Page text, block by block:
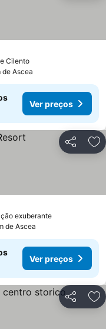
Cilento
de Ascea
Ver preços
Partilhar
exuberante
de Ascea
Ver preços
Partilhar